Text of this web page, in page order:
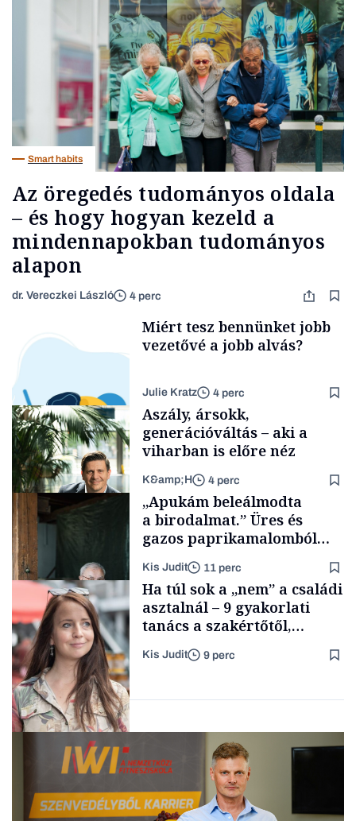
Smart habits
Az öregedés tudományos oldala
– és hogy hogyan kezeld a
mindennapokban tudományos
alapon
dr. Vereczkei László 4 perc
Smart habits
Miért tesz bennünket jobb
vezetővé a jobb alvás?
Julie Kratz 4 perc
TÁMOGATÓI
TARTALOM
Aszály, ársokk,
generációváltás – aki a
viharban is előre néz
K&amp;H 4 perc
Családi
vállalkozások
„Apukám beleálmodta
a birodalmat.” Üres és
gazos paprikamalomból
lett az igazi családi
fűszersztori
Kis Judit 11 perc
Ha túl sok a „nem” a családi
asztalnál – 9 gyakorlati
tanács a szakértőtől,
hogyan legyünk jól etető
szülők
Kis Judit 9 perc